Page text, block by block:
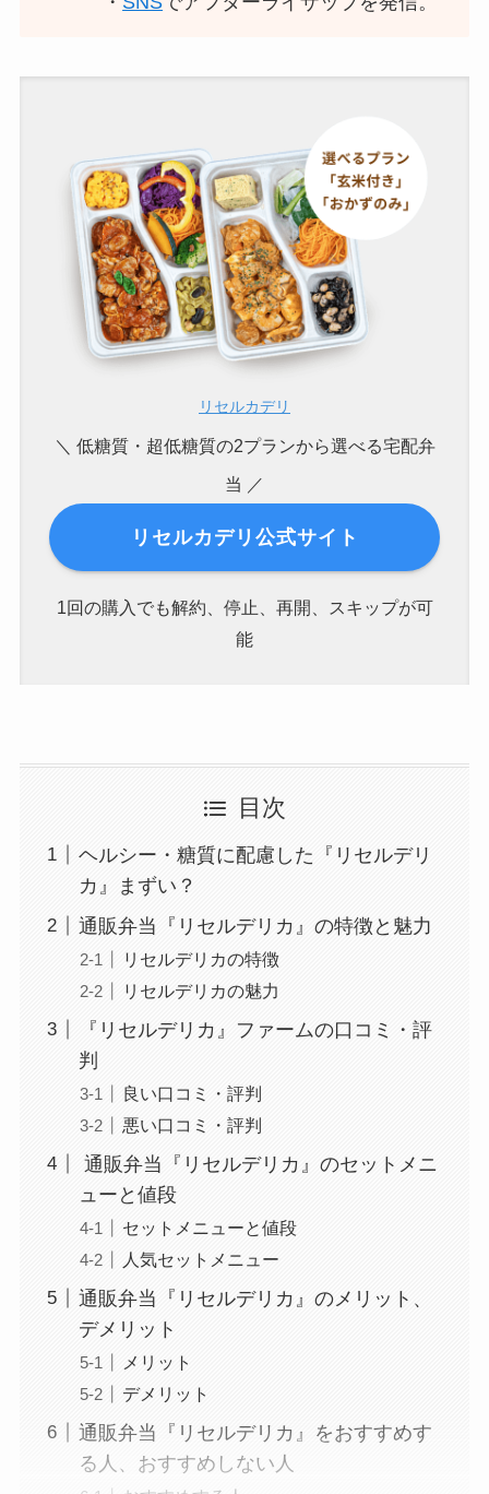
リセルカデリ
＼ 低糖質・超低糖質の2プランから選べる宅配弁
当 ／
リセルカデリ公式サイト
1回の購入でも解約、停止、再開、スキップが可
能
目次
ヘルシー・糖質に配慮した『リセルデリ
カ』まずい？
通販弁当『リセルデリカ』の特徴と魅力
リセルデリカの特徴
リセルデリカの魅力
『リセルデリカ』ファームの口コミ・評
判
良い口コミ・評判
悪い口コミ・評判
通販弁当『リセルデリカ』のセットメニ
ューと値段
セットメニューと値段
人気セットメニュー
通販弁当『リセルデリカ』のメリット、
デメリット
メリット
デメリット
通販弁当『リセルデリカ』をおすすめす
る人、おすすめしない人